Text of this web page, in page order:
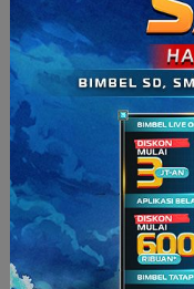
Tidak masalahkok
sama dengan ekskul
semakin bertambah
salahnya juga
buatmu. Entah itu
banyak lagi. Ikut
berorganisasi yang
itu juga akan